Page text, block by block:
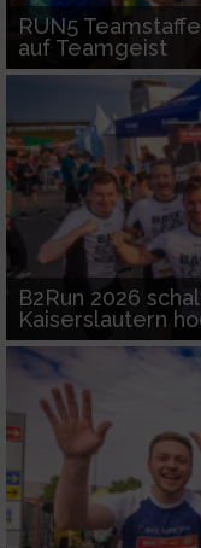
RUN5
auf Teamgeist
B2Run 2026
Kaiserslautern